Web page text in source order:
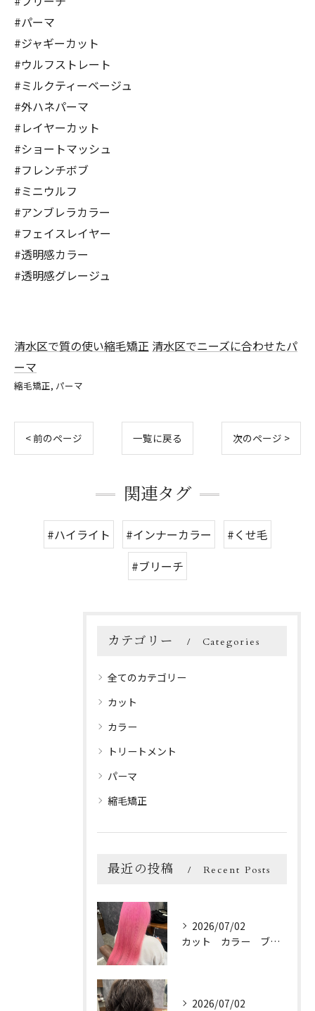
#パーマ
#ジャギーカット
#ウルフストレート
#ミルクティーベージュ
#外ハネパーマ
#レイヤーカット
#ショートマッシュ
#フレンチボブ
#ミニウルフ
#アンブレラカラー
#フェイスレイヤー
#透明感カラー
#透明感グレージュ
清水区で質の使い縮毛矯正 清水区でニーズに合わせたパ
ーマ
縮毛矯正 パーマ
< 前のページ 一覧に戻る 次のページ >
関連タグ
#ハイライト #インナーカラー
#くせ毛
#ブリーチ
カテゴリー Categories
全てのカテゴリー
カット
カラー
トリートメント
パーマ
縮毛矯正
最近の投稿 Recent Posts
2026/07/02
カット カラー ブリーチ トリートメント
2026/07/02